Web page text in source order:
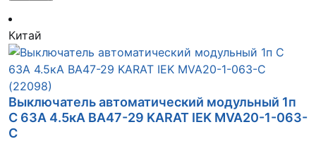
Китай
Выключатель автоматический модульный 1п
C 63А 4.5кА ВА47-29 KARAT IEK MVA20-1-063-
C